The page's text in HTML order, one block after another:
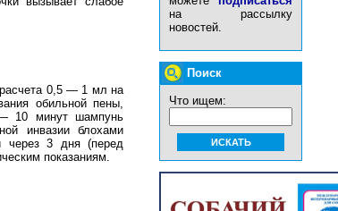
на рассылку
новостей.
Поиск
Что ищем:
расчета 0,5 — 1 мл на
обильной пены,
— 10 минут шампунь
инвазии блохами
через 3 дня (перед
показаниям.